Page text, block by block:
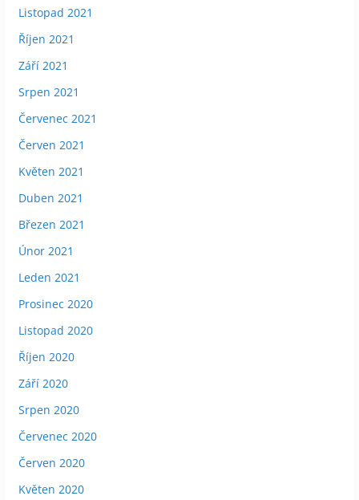
Listopad 2021
Říjen 2021
Září 2021
Srpen 2021
Červenec 2021
Červen 2021
Květen 2021
Duben 2021
Březen 2021
Únor 2021
Leden 2021
Prosinec 2020
Listopad 2020
Říjen 2020
Září 2020
Srpen 2020
Červenec 2020
Červen 2020
Květen 2020